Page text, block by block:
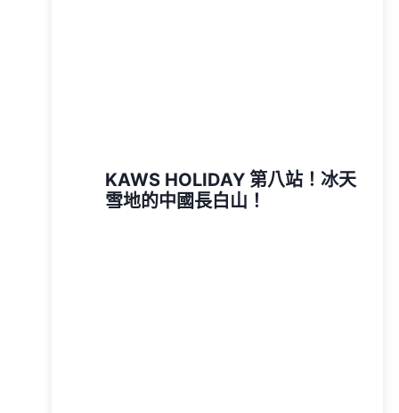
KAWS HOLIDAY 第八站！冰天
雪地的中國長白山！